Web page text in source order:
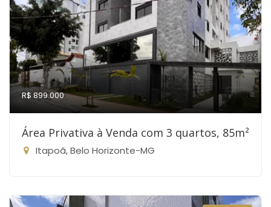
R$ 899.000
Área Privativa à Venda com 3 quartos, 85m²
Itapoã, Belo Horizonte-MG